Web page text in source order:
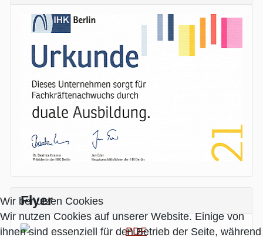
Flyer
Wir benutzen Cookies
Wir nutzen Cookies auf unserer Website. Einige von
ihnen sind essenziell für den Betrieb der Seite, während